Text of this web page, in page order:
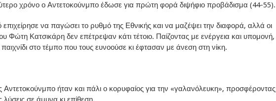
χρόνο ο Αντετοκούνμπο έδωσε για πρώτη φορά διψήφιο προβάδισμα (44-55).
επιχείρησε να παγώσει το ρυθμό της Εθνικής και να μαζέψει την διαφορά, αλλά οι
Φώτη Κατσικάρη δεν επέτρεψαν κάτι τέτοιο. Παίζοντας με ενέργεια και υπομονή,
στο τέμπο που τους ευνοούσε κι έφτασαν με άνεση στη νίκη.
Αντετοκούνμπο ήταν και πάλι ο κορυφαίος για την «γαλανόλευκη», προσφέροντας